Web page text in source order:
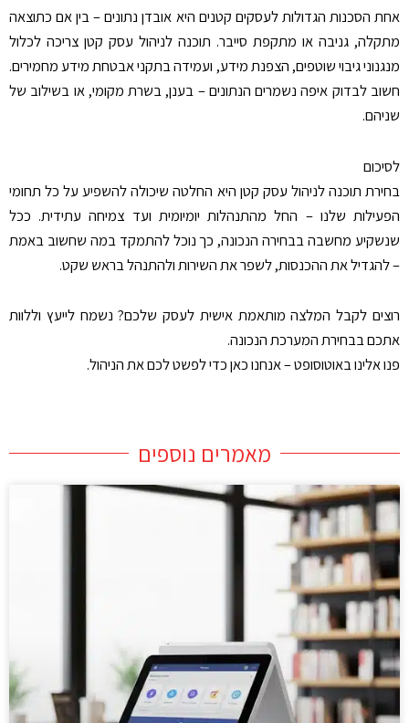
אחת הסכנות הגדולות לעסקים קטנים היא אובדן נתונים – בין אם כתוצאה
מתקלה, גניבה או מתקפת סייבר. תוכנה לניהול עסק קטן צריכה לכלול
מנגנוני גיבוי שוטפים, הצפנת מידע, ועמידה בתקני אבטחת מידע מחמירים.
חשוב לבדוק איפה נשמרים הנתונים – בענן, בשרת מקומי, או בשילוב של
שניהם.
לסיכום
בחירת תוכנה לניהול עסק קטן היא החלטה שיכולה להשפיע על כל תחומי
הפעילות שלנו – החל מהתנהלות יומיומית ועד צמיחה עתידית. ככל
שנשקיע מחשבה בבחירה הנכונה, כך נוכל להתמקד במה שחשוב באמת
– להגדיל את ההכנסות, לשפר את השירות ולהתנהל בראש שקט.
רוצים לקבל המלצה מותאמת אישית לעסק שלכם? נשמח לייעץ וללוות
אתכם בבחירת המערכת הנכונה.
פנו אלינו באוטוסופט – אנחנו כאן כדי לפשט לכם את הניהול.
מאמרים נוספים